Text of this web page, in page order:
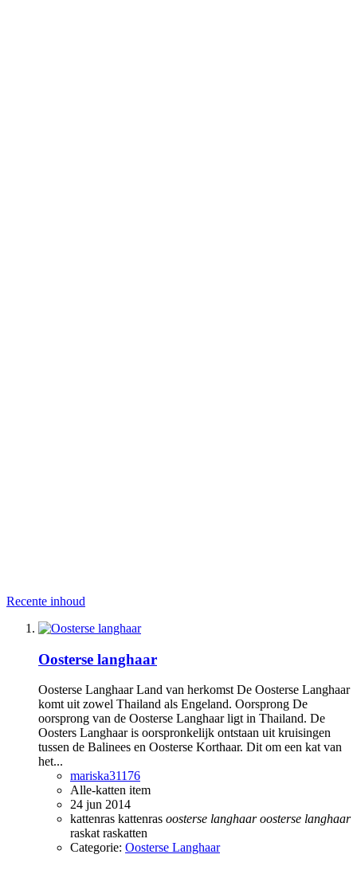
Recente inhoud
Oosterse langhaar
Oosterse Langhaar Land van herkomst De Oosterse Langhaar
komt uit zowel Thailand als Engeland. Oorsprong De
oorsprong van de Oosterse Langhaar ligt in Thailand. De
Oosters Langhaar is oorspronkelijk ontstaan uit kruisingen
tussen de Balinees en Oosterse Korthaar. Dit om een kat van
het...
mariska31176
Alle-katten item
24 jun 2014
kattenras kattenras oosterse langhaar oosterse langhaar
raskatraskatten
Categorie: Oosterse Langhaar